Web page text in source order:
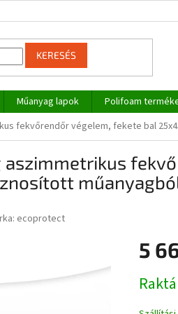
KERESÉS
Műanyag lapok Polifoam
fekvőrendőr végelem, fekete bal
ecoprotect
5